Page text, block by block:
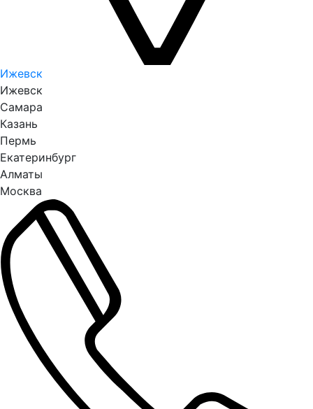
Ижевск
Ижевск
Самара
Казань
Пермь
Екатеринбург
Алматы
Москва